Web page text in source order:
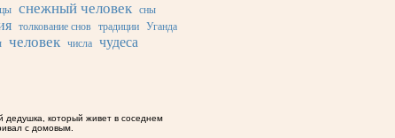
снежный человек сны
толкование снов традиции Уганда
человек числа чудеса
дедушка, который живет в соседнем
с домовым.